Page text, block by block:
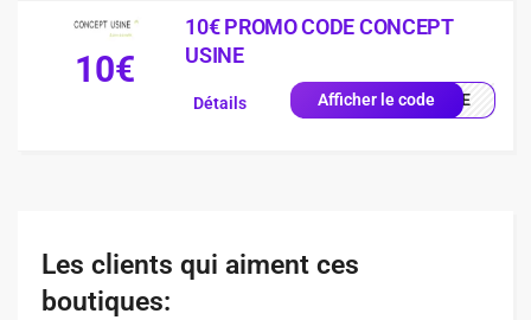
10€
10€ PROMO CODE CONCEPT
USINE
Afficher le codeENUE
Détails
Les clients qui aiment ces
boutiques: